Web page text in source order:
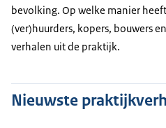
bevolking. Op welke manier
(ver)huurders, kopers, bouwers
verhalen uit de praktijk.
Nieuwste